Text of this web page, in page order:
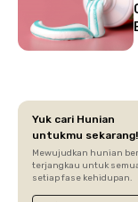
Yuk cari Hunian
untukmu sekarang!
Mewujudkan hunian
terjangkau untuk
setiap fase kehidupan.